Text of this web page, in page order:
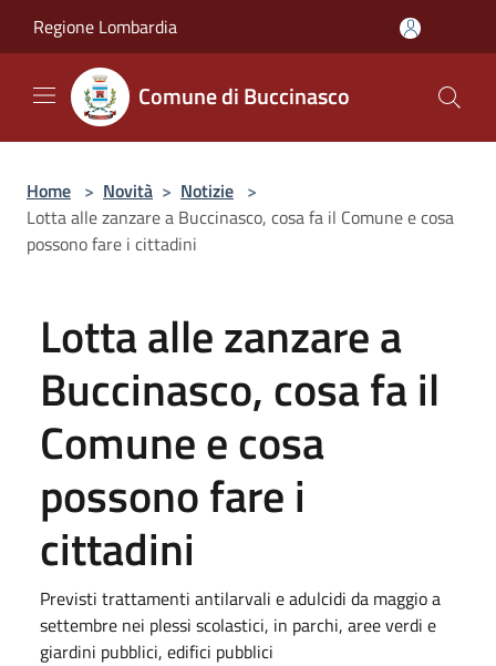
Regione Lombardia
Comune di Buccinasco
Home > Novità > Notizie >
Lotta alle zanzare a Buccinasco, cosa fa il Comune e cosa
possono fare i cittadini
Lotta alle zanzare a
Buccinasco, cosa fa il
Comune e cosa
possono fare i
cittadini
Previsti trattamenti antilarvali e adulcidi da maggio a
settembre nei plessi scolastici, in parchi, aree verdi e
giardini pubblici, edifici pubblici